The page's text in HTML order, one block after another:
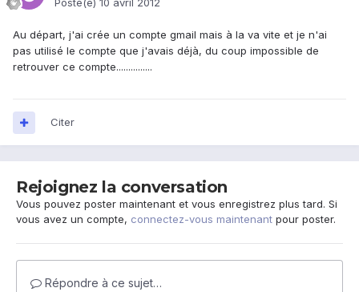
Posté(e) 10 avril 2012
Au départ, j'ai crée un compte gmail mais à la va vite et je n'ai
pas utilisé le compte que j'avais déjà, du coup impossible de
retrouver ce compte...............
Citer
Rejoignez la conversation
Vous pouvez poster maintenant et vous enregistrez plus tard. Si
vous avez un compte, connectez-vous maintenant pour poster.
Répondre à ce sujet…